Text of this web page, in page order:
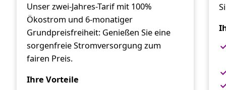
Unser zwei-Jahres-Tarif mit 100%
Ökostrom und 6-monatiger
Grundpreisfreiheit: Genießen Sie eine
sorgenfreie Stromversorgung zum
fairen Preis.
Ihre Vorteile